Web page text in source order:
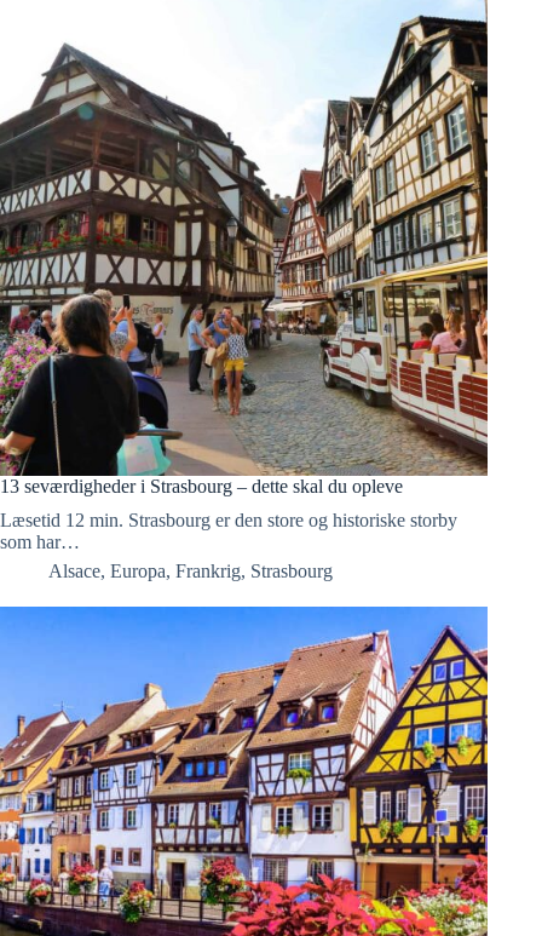
13 seværdigheder i Strasbourg – dette skal du opleve
Læsetid 12 min. Strasbourg er den store og historiske storby
som har…
Alsace, Europa, Frankrig, Strasbourg